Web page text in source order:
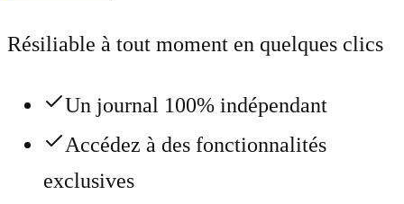
Résiliable à tout moment en quelques clics
Un journal 100% indépendant
Accédez à des fonctionnalités
exclusives